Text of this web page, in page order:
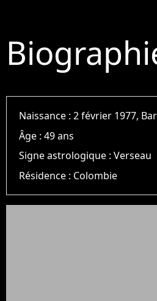
Naissance :2 février 1977,
Âge :49 ans
Signe astrologique :Verseau
Résidence : Colombie